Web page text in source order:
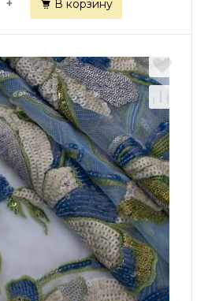
+ В корзину